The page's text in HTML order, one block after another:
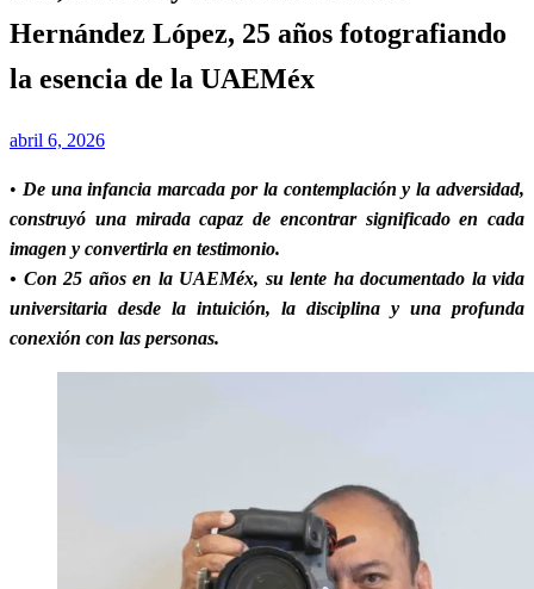
Hernández López, 25 años fotografiando
la esencia de la UAEMéx
Publicado
abril 6, 2026
• De una infancia marcada por la contemplación y la adversidad,
construyó una mirada capaz de encontrar significado en cada
imagen y convertirla en testimonio.
• Con 25 años en la UAEMéx, su lente ha documentado la vida
universitaria desde la intuición, la disciplina y una profunda
conexión con las personas.